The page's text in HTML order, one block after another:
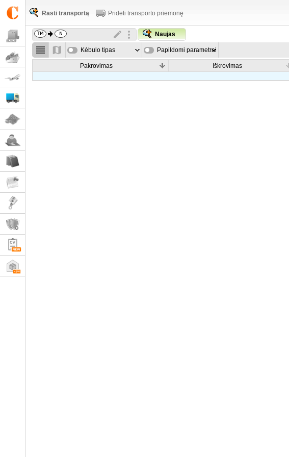
Rasti transportą Pridėti transporto priemonę
Naujas
Kėbulo tipas Papildomi parametrai
Pakrovimas Iškrovimas